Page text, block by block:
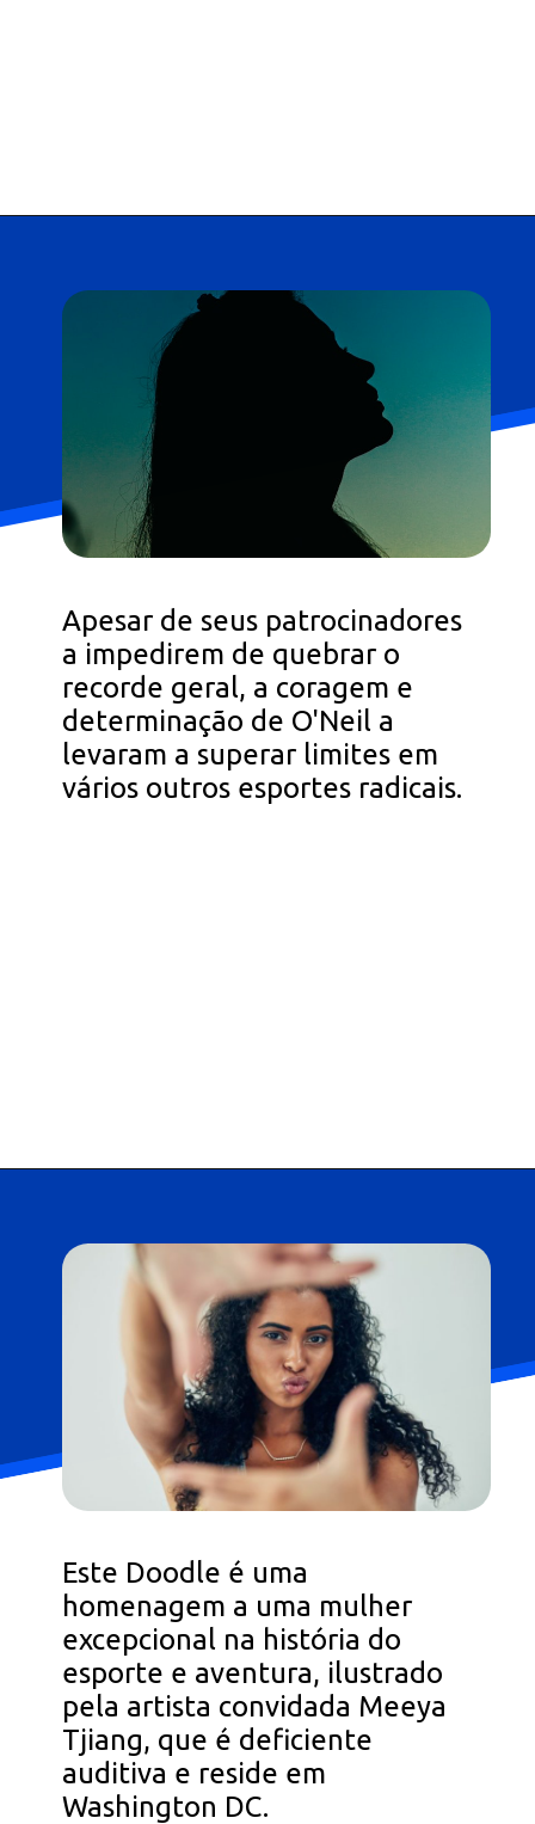
Apesar de seus patrocinadores
a impedirem de quebrar o
recorde geral, a coragem e
determinação de O'Neil a
levaram a superar limites em
vários outros esportes radicais.
Este Doodle é uma
homenagem a uma mulher
excepcional na história do
esporte e aventura, ilustrado
pela artista convidada Meeya
Tjiang, que é deficiente
auditiva e reside em
Washington DC.